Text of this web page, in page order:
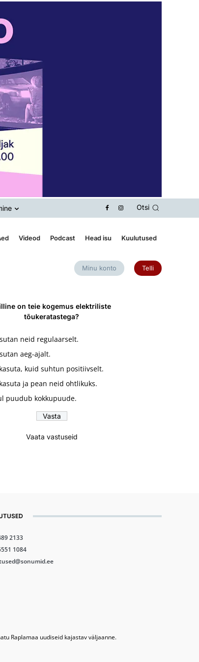
Otsi
Videod Podcast Head isu Kuulutused
Minu konto Telli
on teie kogemus elektriliste
tõukeratastega?
neid regulaarselt.
aeg-ajalt.
kuid suhtun positiivselt.
ja pean neid ohtlikuks.
puudub kokkupuude.
Vaata vastuseid
2133
1084
Raplamaa uudiseid kajastav väljaanne.